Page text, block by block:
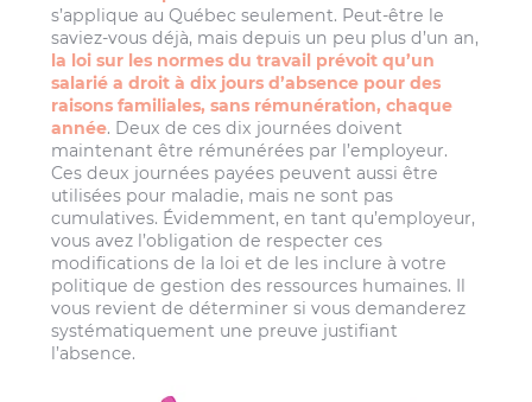
s’applique au Québec seulement. Peut-être le
saviez-vous déjà, mais depuis un peu plus d’un an,
la loi sur les normes du travail prévoit qu’un
salarié a droit à dix jours d’absence pour des
raisons familiales, sans rémunération, chaque
année. Deux de ces dix journées doivent
maintenant être rémunérées par l’employeur.
Ces deux journées payées peuvent aussi être
utilisées pour maladie, mais ne sont pas
cumulatives. Évidemment, en tant qu’employeur,
vous avez l’obligation de respecter ces
modifications de la loi et de les inclure à votre
politique de gestion des ressources humaines. Il
vous revient de déterminer si vous demanderez
systématiquement une preuve justifiant
l’absence.